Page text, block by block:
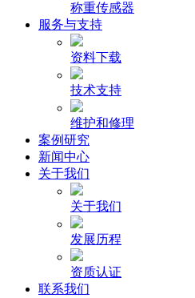
称重传感器
服务与支持
资料下载
技术支持
维护和修理
案例研究
新闻中心
关于我们
关于我们
发展历程
资质认证
联系我们